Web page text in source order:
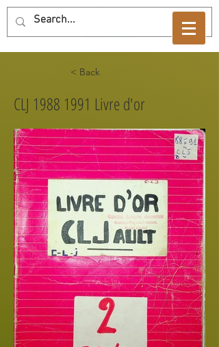
< Back
CLJ 1988 1991 Livre d'or